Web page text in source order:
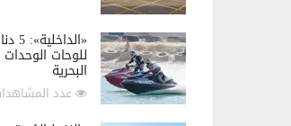
للوحات الوحدات
البحرية
عدد المشاهدات